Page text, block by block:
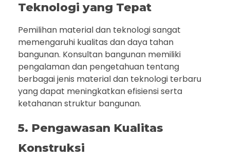
Teknologi yang Tepat
Pemilihan material dan teknologi sangat
memengaruhi kualitas dan daya tahan
bangunan. Konsultan bangunan memiliki
pengalaman dan pengetahuan tentang
berbagai jenis material dan teknologi terbaru
yang dapat meningkatkan efisiensi serta
ketahanan struktur bangunan.
5. Pengawasan Kualitas
Konstruksi